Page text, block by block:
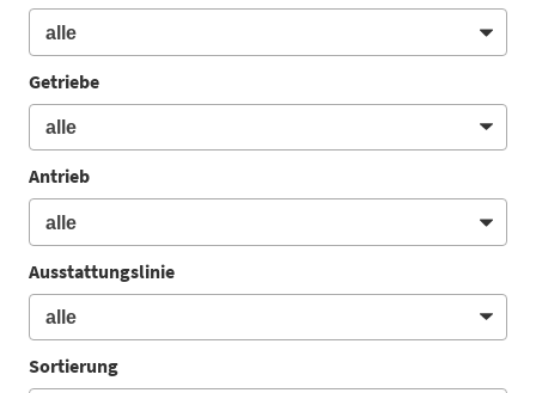
Getriebe
Antrieb
Ausstattungslinie
Sortierung